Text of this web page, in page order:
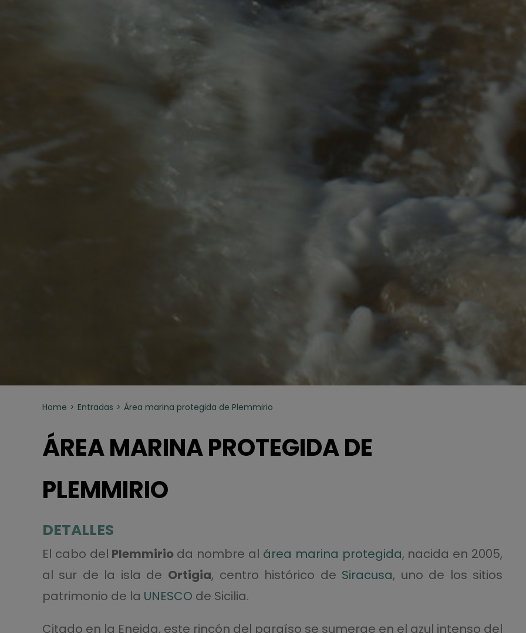
Home Entradas Área marina protegida de Plemmirio
ÁREA MARINA PROTEGIDA DE
PLEMMIRIO
DETALLES
El cabo del Plemmirio da nombre al área marina protegida, nacida en 2005,
al sur de la isla de Ortigia, centro histórico de Siracusa, uno de los sitios
patrimonio de la UNESCO de Sicilia.
Citado en la Eneida, este rincón del paraíso se sumerge en el azul intenso del